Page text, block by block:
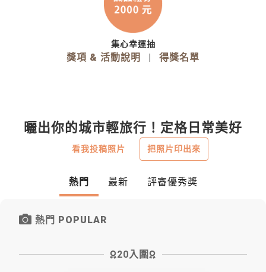
獎項 & 活動說明 | 得獎名單
集心幸運抽
曬出你的城市輕旅行！定格日常美好
看我投稿照片 把照片印出來
熱門 最新 評審優秀獎
熱門 POPULAR
20入圍